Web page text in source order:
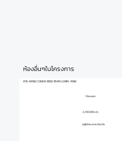
ห้องอื่นๆในโครงการ
ขาย ARISE CONDO 1BED 1BATH 229M-3566
1 ห้องนอน
2,290,000 บาท
อยู่ในโครงการเดียวกัน